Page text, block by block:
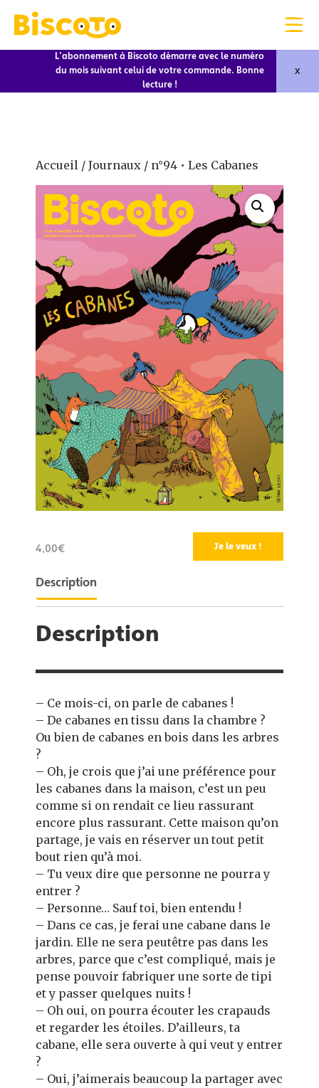
L'abonnement à Biscoto démarre avec le numéro
du mois suivant celui de votre commande. Bonne
lecture !
x
Accueil / Journaux / n°94 • Les Cabanes
4,00€ Je le veux !
Description
Description
– Ce mois-ci, on parle de cabanes !
– De cabanes en tissu dans la chambre ?
Ou bien de cabanes en bois dans les arbres
?
– Oh, je crois que j’ai une préférence pour
les cabanes dans la maison, c’est un peu
comme si on rendait ce lieu rassurant
encore plus rassurant. Cette maison qu’on
partage, je vais en réserver un tout petit
bout rien qu’à moi.
– Tu veux dire que personne ne pourra y
entrer ?
– Personne… Sauf toi, bien entendu !
– Dans ce cas, je ferai une cabane dans le
jardin. Elle ne sera peutêtre pas dans les
arbres, parce que c’est compliqué, mais je
pense pouvoir fabriquer une sorte de tipi
et y passer quelques nuits !
– Oh oui, on pourra écouter les crapauds
et regarder les étoiles. D’ailleurs, ta
cabane, elle sera ouverte à qui veut y entrer
?
– Oui, j’aimerais beaucoup la partager avec